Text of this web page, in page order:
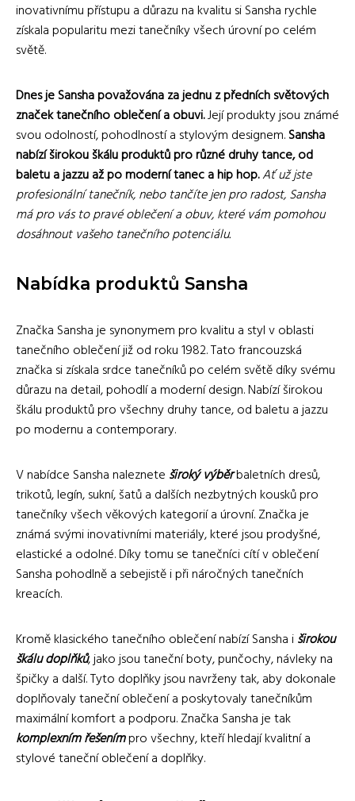
inovativnímu přístupu a důrazu na kvalitu si Sansha rychle
získala popularitu mezi tanečníky všech úrovní po celém
světě.
Dnes je Sansha považována za jednu z předních světových
značek tanečního oblečení a obuvi.Její produkty jsou známé
svou odolností, pohodlností a stylovým designem.Sansha
nabízí širokou škálu produktů pro různé druhy tance, od
baletu a jazzu až po moderní tanec a hip hop.Ať už jste
profesionální tanečník, nebo tančíte jen pro radost, Sansha
má pro vás to pravé oblečení a obuv, které vám pomohou
dosáhnout vašeho tanečního potenciálu.
Nabídka produktů Sansha
Značka Sansha je synonymem pro kvalitu a styl v oblasti
tanečního oblečení již od roku 1982. Tato francouzská
značka si získala srdce tanečníků po celém světě díky svému
důrazu na detail, pohodlí a moderní design. Nabízí širokou
škálu produktů pro všechny druhy tance, od baletu a jazzu
po modernu a contemporary.
V nabídce Sansha naleznete široký výběrbaletních dresů,
trikotů, legín, sukní, šatů a dalších nezbytných kousků pro
tanečníky všech věkových kategorií a úrovní. Značka je
známá svými inovativními materiály, které jsou prodyšné,
elastické a odolné. Díky tomu se tanečníci cítí v oblečení
Sansha pohodlně a sebejistě i při náročných tanečních
kreacích.
Kromě klasického tanečního oblečení nabízí Sansha iširokou
škálu doplňků, jako jsou taneční boty, punčochy, návleky na
špičky a další. Tyto doplňky jsou navrženy tak, aby dokonale
doplňovaly taneční oblečení a poskytovaly tanečníkům
maximální komfort a podporu. Značka Sansha je tak
komplexním řešenímpro všechny, kteří hledají kvalitní a
stylové taneční oblečení a doplňky.